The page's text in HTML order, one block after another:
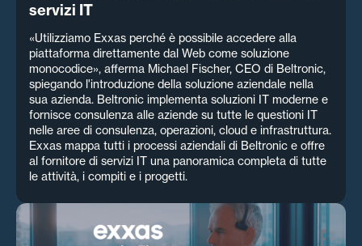
servizi IT
«Utilizziamo Exxas perché è possibile accedere alla
piattaforma direttamente dal Web come soluzione
monocodice», afferma Michael Fischer, CEO di Beltronic,
spiegando l'introduzione della soluzione aziendale nella
sua azienda. Beltronic implementa soluzioni IT moderne e
fornisce consulenza alle aziende su tutte le questioni IT
nelle aree di consulenza, operazioni, cloud e infrastruttura.
Exxas mappa tutti i processi aziendali di Beltronic e offre
al fornitore di servizi IT una panoramica completa di tutte
le attività, i compiti e i progetti.